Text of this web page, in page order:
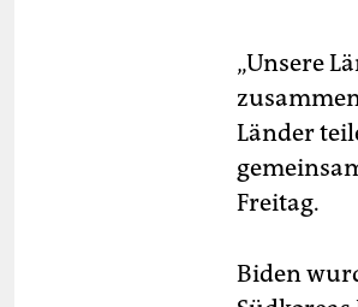
„Unsere
Länder
Freitag.
Biden